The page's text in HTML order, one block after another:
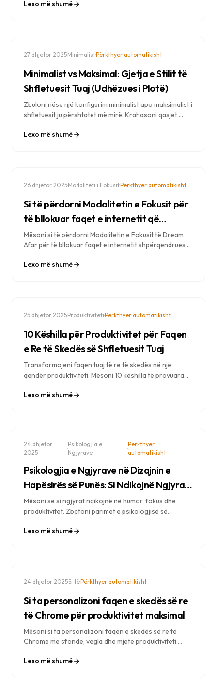
mbështetura në kërkime mbi dizajnin mjedisor.
Lexo më shumë
27 dhjetor 2025·Minimalist·Përkthyer automatikisht
Minimalist vs Maksimal: Gjetja e Stilit të
Shfletuesit Tuaj (Udhëzues i Plotë)
Zbuloni nëse një konfigurim minimalist apo maksimalist i
shfletuesit ju përshtatet më mirë. Krahasoni qasjet,
tuaj ideale të skedës së re.
Lexo më shumë
26 dhjetor 2025·Modaliteti i Fokusit·Përkthyer automatikisht
Si të përdorni Modalitetin e Fokusit për
të bllokuar faqet e internetit që
shpërqendrojnë vëmendjen dhe për të
rritur produktivitetin
Mësoni si të përdorni Modalitetin e Fokusit të Dream
Afar për të bllokuar faqet e internetit shpërqendruese,
shumë punë. Tutorial hap pas hapi me praktikat më të
Lexo më shumë
25 dhjetor 2025·Produktiviteti·Përkthyer automatikisht
10 Këshilla për Produktivitet për Faqen
e Re të Skedës së Shfletuesit Tuaj
Transformojeni faqen tuaj të re të skedës në një
qendër produktiviteti. Mësoni 10 këshilla të provuara
të përfituar sa më shumë nga çdo skedë e shfletuesit që
Lexo më shumë
24 dhjetor
2025
·Psikologjia e
Ngjyrave
·Përkthyer
automatikisht
Psikologjia e Ngjyrave në Dizajnin e
Hapësirës së Punës: Si Ndikojnë Ngjyrat
në Produktivitetin Tuaj
Mësoni se si ngjyrat ndikojnë në humor, fokus dhe
produktivitet. Zbatoni parimet e psikologjisë së
të punës dixhitale për rezultate më të mira.
Lexo më shumë
24 dhjetor 2025·Si të·Përkthyer automatikisht
Si ta personalizoni faqen e skedës së re
të Chrome për produktivitet maksimal
Mësoni si ta personalizoni faqen e skedës së re të
Chrome me sfonde, vegla dhe mjete produktiviteti.
të skedës së re.
Lexo më shumë